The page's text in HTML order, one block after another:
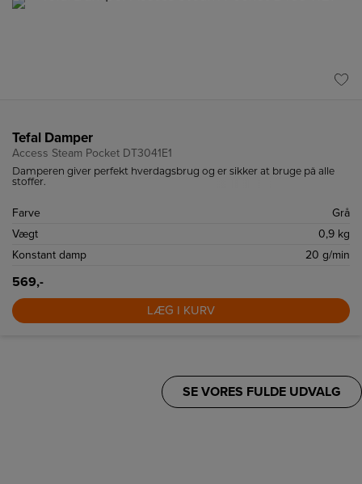
Tefal Damper
Access Steam Pocket DT3041E1
Damperen giver perfekt hverdagsbrug og er sikker at bruge på alle
stoffer.
Farve
Grå
Vægt
0,9 kg
Konstant damp
20 g/min
569,-
LÆG I KURV
SE VORES FULDE UDVALG